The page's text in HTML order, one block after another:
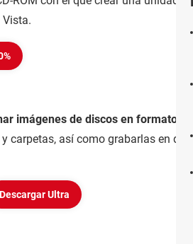
Vista.
imágenes de discos en formatos
carpetas, así como grabarlas en
Descargar Ultra